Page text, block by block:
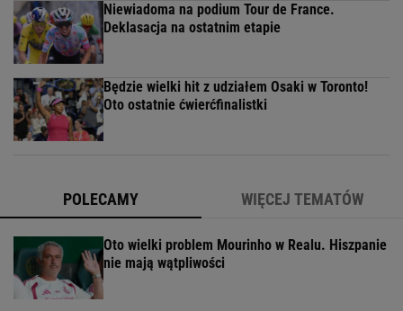
Niewiadoma na podium Tour de France.
Deklasacja na ostatnim etapie
Będzie wielki hit z udziałem Osaki w Toronto!
Oto ostatnie ćwierćfinalistki
POLECAMY WIĘCEJ TEMATÓW
Oto wielki problem Mourinho w Realu. Hiszpanie
nie mają wątpliwości